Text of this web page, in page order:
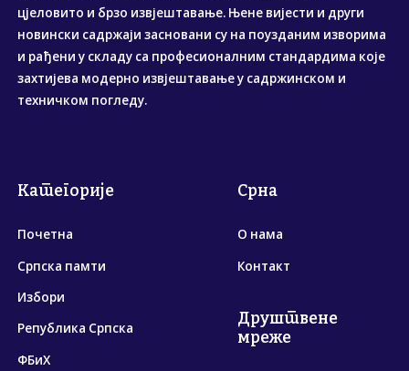
цјеловито и брзо извјештавање. Њене вијести и други
новински садржаји засновани су на поузданим изворима
и рађени у складу са професионалним стандардима које
захтијева модерно извјештавање у садржинском и
техничком погледу.
Категорије
Почетна
Српска памти
Избори
Република Српска
ФБиХ
Срна
О нама
Контакт
Друштвене
мреже